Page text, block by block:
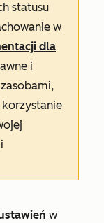
statusu
w
dla
i
w